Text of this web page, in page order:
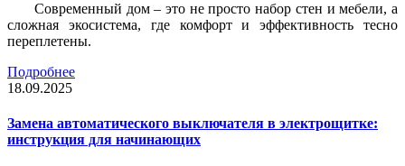
Современный дом – это не просто набор стен и мебели, а
сложная экосистема, где комфорт и эффективность тесно
переплетены.
Подробнее
18.09.2025
Замена автоматического выключателя в электрощитке:
инструкция для начинающих